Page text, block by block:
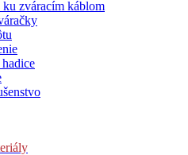
ku zváracím káblom